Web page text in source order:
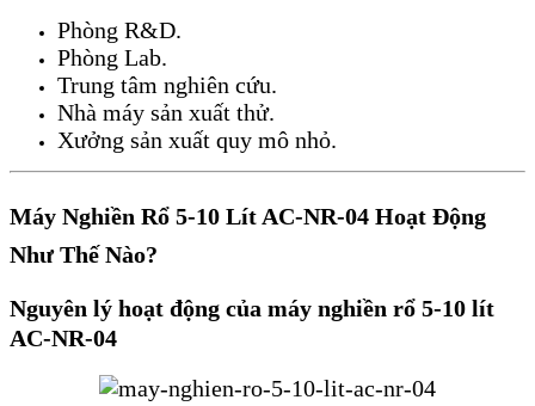
Phòng R&D.
Phòng Lab.
Trung tâm nghiên cứu.
Nhà máy sản xuất thử.
Xưởng sản xuất quy mô nhỏ.
Máy Nghiền Rổ 5-10 Lít AC-NR-04 Hoạt Động
Như Thế Nào?
Nguyên lý hoạt động của máy nghiền rổ 5-10 lít
AC-NR-04